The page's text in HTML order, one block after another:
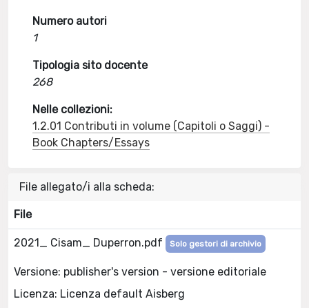
Numero autori
1
Tipologia sito docente
268
Nelle collezioni:
1.2.01 Contributi in volume (Capitoli o Saggi) -
Book Chapters/Essays
File allegato/i alla scheda:
File
2021_ Cisam_ Duperron.pdf Solo gestori di archivio
Versione: publisher's version - versione editoriale
Licenza: Licenza default Aisberg